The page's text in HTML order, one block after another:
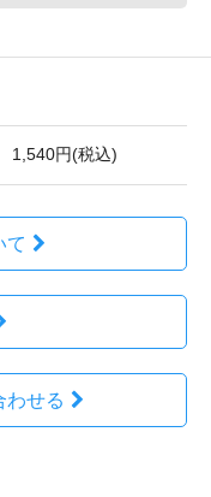
1,540円(税込)
て
わせる